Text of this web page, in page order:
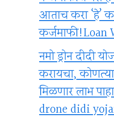
आताच करा ‘हे’
कर्जमाफी!Loan
नमो ड्रोन दीदी
करायचा,
मिळणार लाभ
drone didi